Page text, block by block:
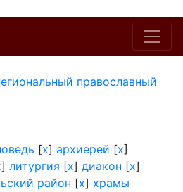
православный
[x] архиерей [x]
] литургия [x] диакон [x]
район [x] храмы